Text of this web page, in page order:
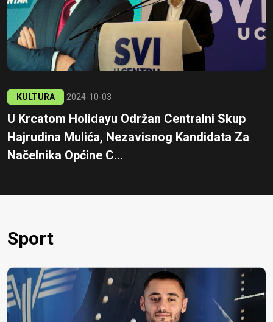
KULTURA 2024-10-03
U Krcatom Holidayu Održan Centralni Skup
Hajrudina Mulića, Nezavisnog Kandidata Za
Načelnika Općine C...
Sport